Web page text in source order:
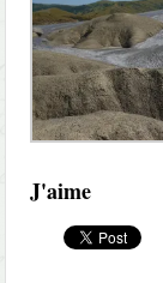
J'aime